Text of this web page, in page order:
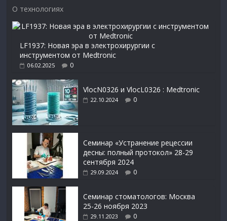
О технологиях
LF1937: Новая эра в электрохирургии с
инструментом от Medtronic
06.02.2025 0
VlocN0326 и VlocL0326 : Medtronic
22.10.2024 0
Семинар «Устранение рецессии
десны: полный протокол» 28-29
сентября 2024
29.09.2024 0
Семинар стоматологов: Москва
25-26 ноября 2023
29.11.2023 0